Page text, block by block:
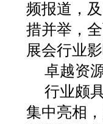
频报道，
措并举，
展会行业影
卓越资
行业颇
集中亮相